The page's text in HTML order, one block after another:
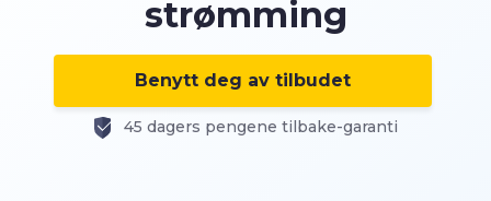
strømming
Benytt deg av tilbudet
45 dagers pengene tilbake-garanti